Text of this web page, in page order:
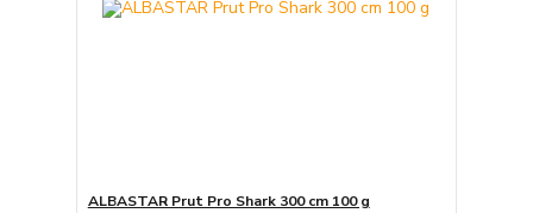
ALBASTAR Prut Pro Shark 300 cm 100 g